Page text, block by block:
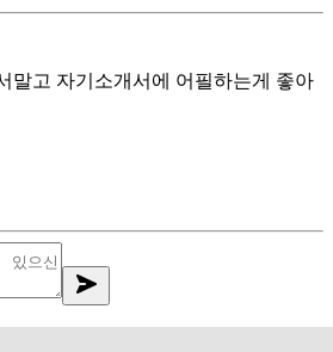
말고 자기소개서에 어필하는게 좋아